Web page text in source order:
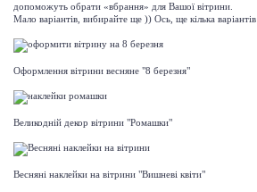
допоможуть обрати «вбрання» для Вашої вітрини.
Мало варіантів, вибирайте ще )) Ось, ще кілька варіантів
Оформлення вітрини весняне "8 березня"
Великодній декор вітрини "Ромашки"
Весняні наклейки на вітрини "Вишневі квіти"